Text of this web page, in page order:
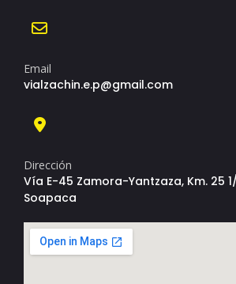
Email
vialzachin.e.p@gmail.com
Dirección
Vía E-45 Zamora-Yantzaza, Km. 25
Soapaca